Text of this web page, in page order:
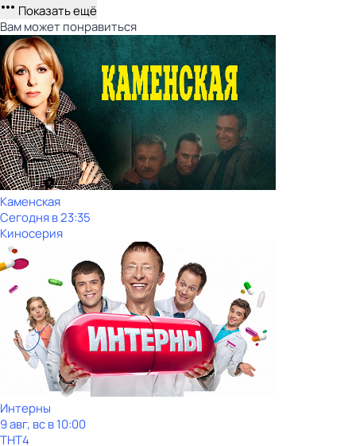
Показать ещё
Вам может понравиться
Каменская
Сегодня в 23:35
Киносерия
Интерны
9 авг, вс в 10:00
ТНТ4